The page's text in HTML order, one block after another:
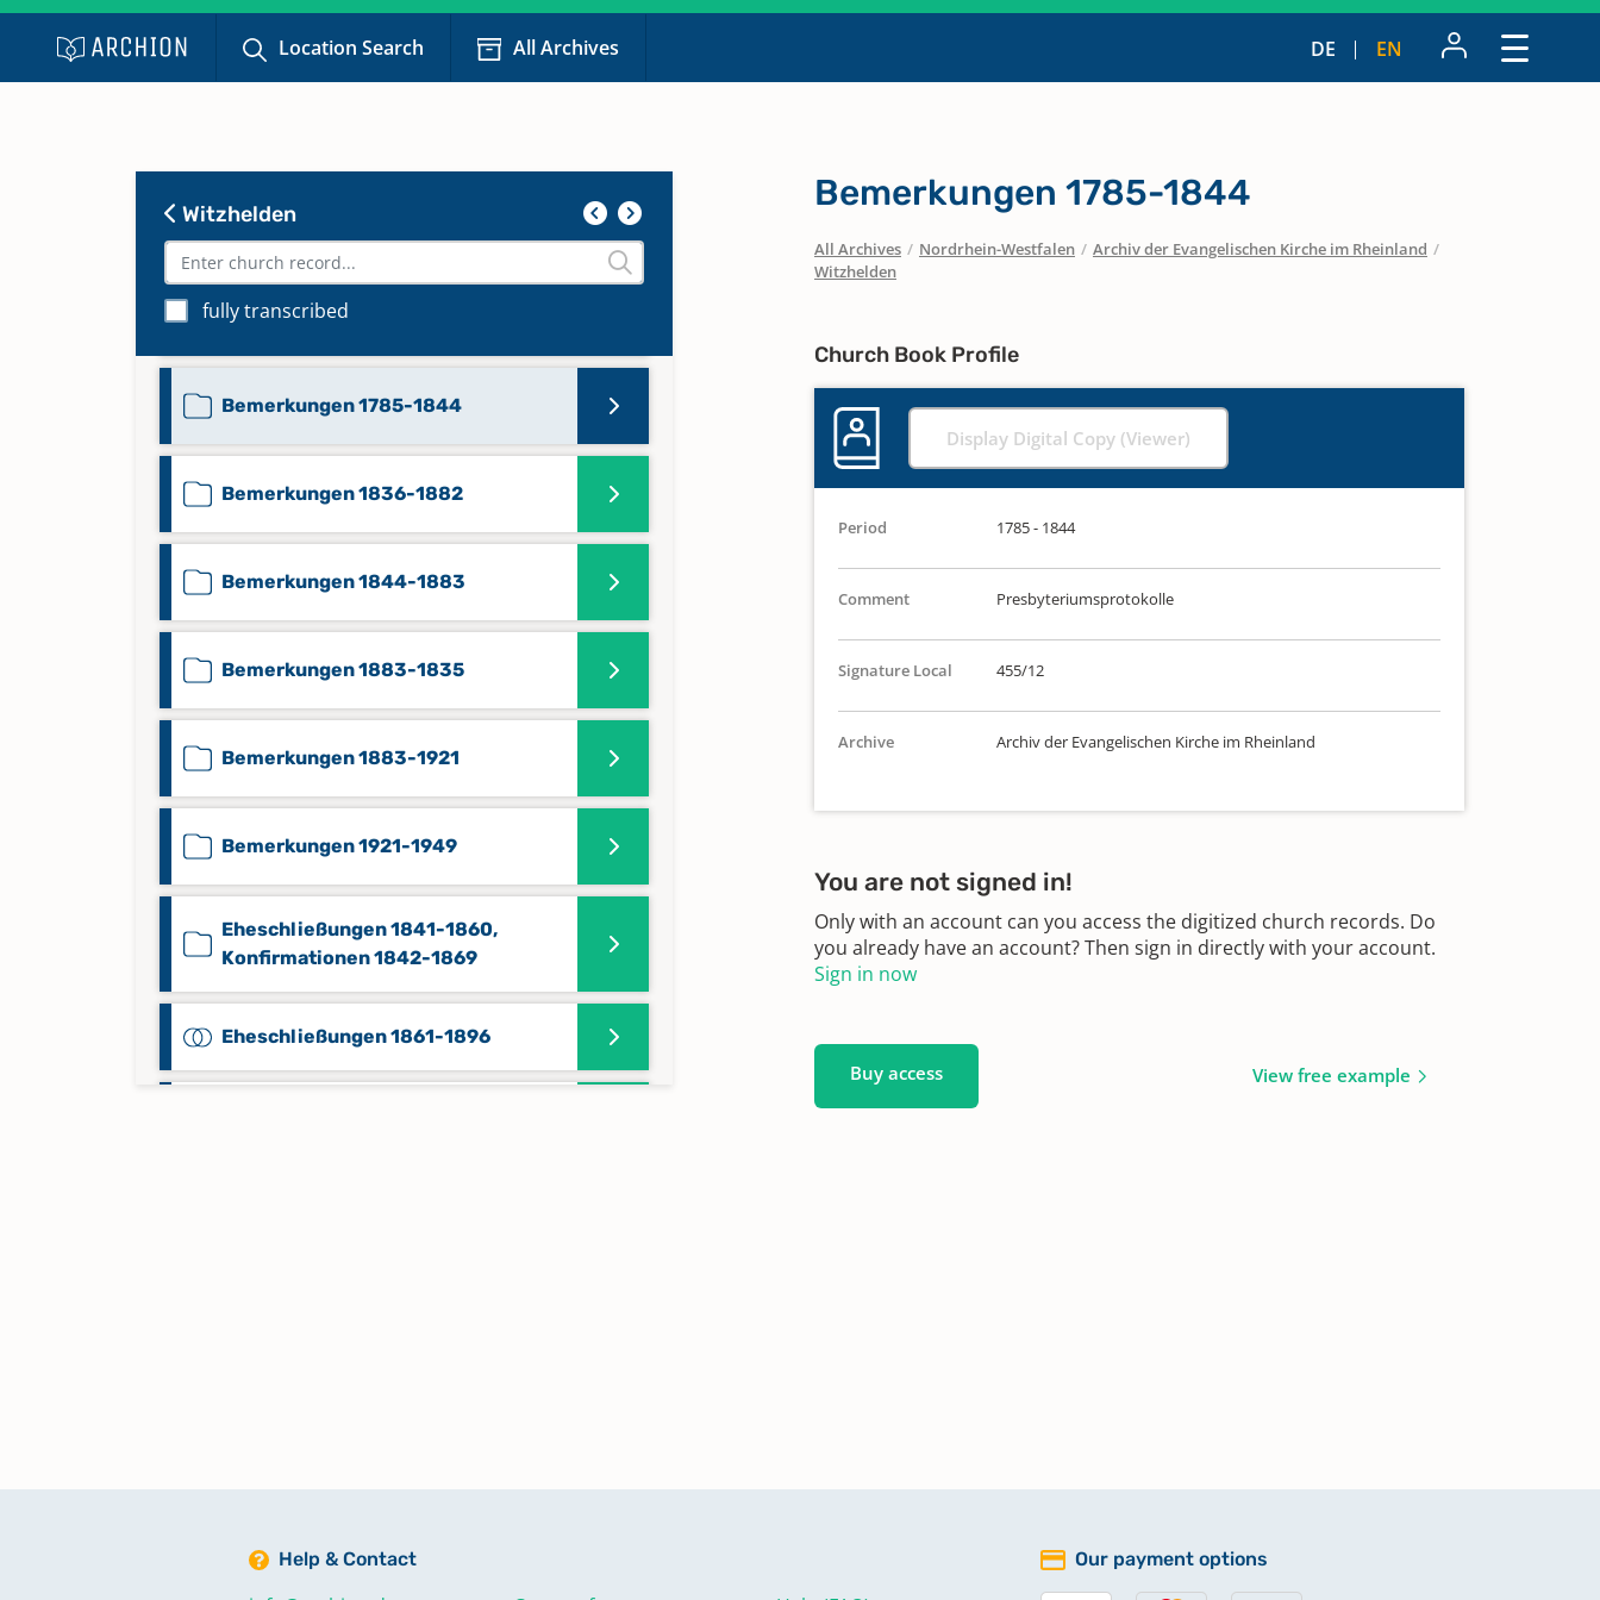
Location Search All Archives DE EN
Witzhelden
fully transcribed
Bemerkungen 1752-1776
Bemerkungen 1767-1772
Bemerkungen 1785-1844
Bemerkungen 1836-1882
Bemerkungen 1844-1883
Bemerkungen 1883-1835
Bemerkungen 1883-1921
Bemerkungen 1921-1949
Eheschließungen 1841-1860,
Konfirmationen 1842-1869
Eheschließungen 1861-1896
Konfirmationen 1738-1787
Taufen 1861-1879
Bemerkungen 1785-1844
All Archives / Nordrhein-Westfalen / Archiv der Evangelischen Kirche im Rheinland /
Witzhelden
Church Book Profile
Display Digital Copy (Viewer)
Period 1785 - 1844
Comment Presbyteriumsprotokolle
Signature Local 455/12
Archive Archiv der Evangelischen Kirche im Rheinland
You are not signed in!
Only with an account can you access the digitized church records. Do
you already have an account? Then sign in directly with your account.
Sign in now
Buy access View free example
Help & Contact Our payment options